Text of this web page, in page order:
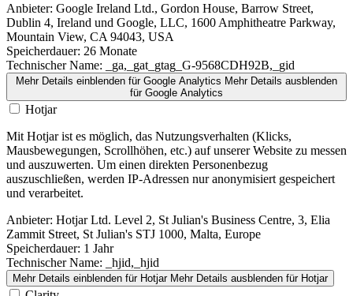
Anbieter: Google Ireland Ltd., Gordon House, Barrow Street,
Dublin 4, Ireland und Google, LLC, 1600 Amphitheatre Parkway,
Mountain View, CA 94043, USA
Speicherdauer: 26 Monate
Technischer Name: _ga,_gat_gtag_G-9568CDH92B,_gid
Mehr Details einblenden für Google Analytics Mehr Details ausblenden
für Google Analytics
Hotjar
Mit Hotjar ist es möglich, das Nutzungsverhalten (Klicks,
Mausbewegungen, Scrollhöhen, etc.) auf unserer Website zu messen
und auszuwerten. Um einen direkten Personenbezug
auszuschließen, werden IP-Adressen nur anonymisiert gespeichert
und verarbeitet.
Anbieter: Hotjar Ltd. Level 2, St Julian's Business Centre, 3, Elia
Zammit Street, St Julian's STJ 1000, Malta, Europe
Speicherdauer: 1 Jahr
Technischer Name: _hjid,_hjid
Mehr Details einblenden für Hotjar Mehr Details ausblenden für Hotjar